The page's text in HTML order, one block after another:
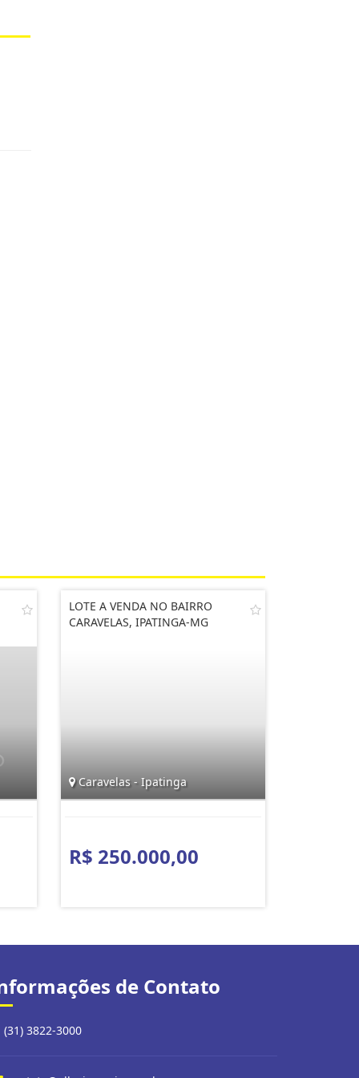
LOTE A VENDA NO BAIRRO
CARAVELAS, IPATINGA-MG
Caravelas - Ipatinga
R$ 250.000,00
de Contato
(31) 3822-3000